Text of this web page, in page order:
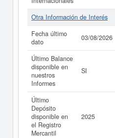
Otra Información de Interés
Fecha último
dato
03/08/2026
Último Balance
disponible en
nuestros
Informes
SI
Último
Depósito
disponible en
el Registro
Mercantil
2025